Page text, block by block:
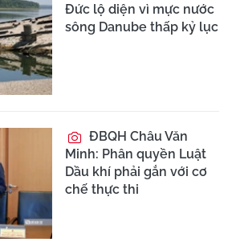
Đức lộ diện vì mực nước
sông Danube thấp kỷ lục
ĐBQH Châu Văn
Minh: Phân quyền Luật
Dầu khí phải gắn với cơ
chế thực thi